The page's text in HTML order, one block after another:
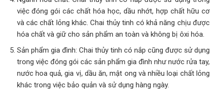
việc đóng gói các chất hóa học, dầu nhớt, hợp chất hữu cơ
và các chất lỏng khác. Chai thủy tinh có khả năng chịu được
hóa chất và giữ cho sản phẩm an toàn và không bị ôxi hóa.
Sản phẩm gia đình: Chai thủy tinh có nắp cũng được sử dụng
trong việc đóng gói các sản phẩm gia đình như nước rửa tay,
nước hoa quả, gia vị, dầu ăn, mật ong và nhiều loại chất lỏng
khác trong việc bảo quản và sử dụng hàng ngày.